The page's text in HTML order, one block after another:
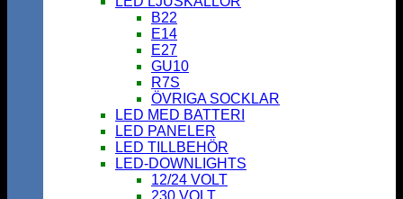
B22
E14
E27
GU10
R7S
ÖVRIGA SOCKLAR
LED MED BATTERI
LED PANELER
LED TILLBEHÖR
LED-DOWNLIGHTS
12/24 VOLT
230 VOLT